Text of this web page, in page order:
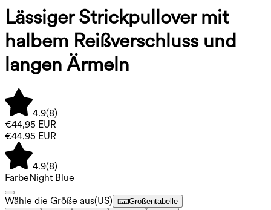
Lässiger Strickpullover mit
halbem Reißverschluss und
langen Ärmeln
4.9(8)
€44,95 EUR
€44,95 EUR
4.9(8)
FarbeNight Blue
Wähle die Größe aus(US)
Größentabelle